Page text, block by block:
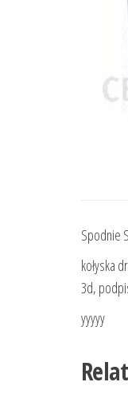
Spodnie
kołyska
3d,
yyyyy